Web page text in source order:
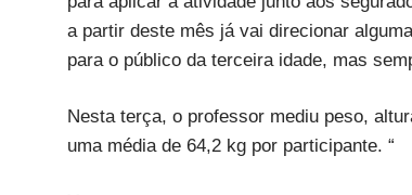
a partir deste mês já vai direcionar
para o público da terceira idade, mas
Nesta terça, o professor mediu peso,
uma média de 64,2 kg por participante. “